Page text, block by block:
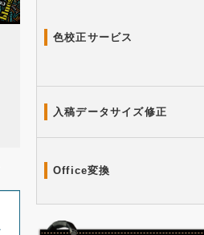
色校正サービス
入稿データサイズ修正
Office変換